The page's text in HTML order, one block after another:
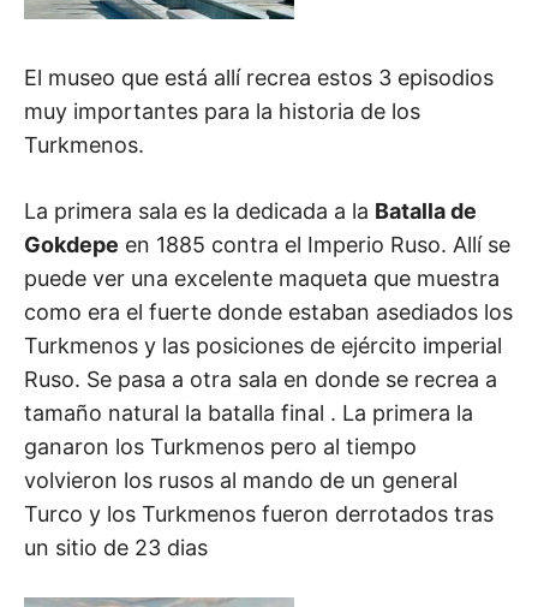
El museo que está allí recrea estos 3 episodios
muy importantes para la historia de los
Turkmenos.
La primera sala es la dedicada a la Batalla de
Gokdepe en 1885 contra el Imperio Ruso. Allí se
puede ver una excelente maqueta que muestra
como era el fuerte donde estaban asediados los
Turkmenos y las posiciones de ejército imperial
Ruso. Se pasa a otra sala en donde se recrea a
tamaño natural la batalla final . La primera la
ganaron los Turkmenos pero al tiempo
volvieron los rusos al mando de un general
Turco y los Turkmenos fueron derrotados tras
un sitio de 23 dias